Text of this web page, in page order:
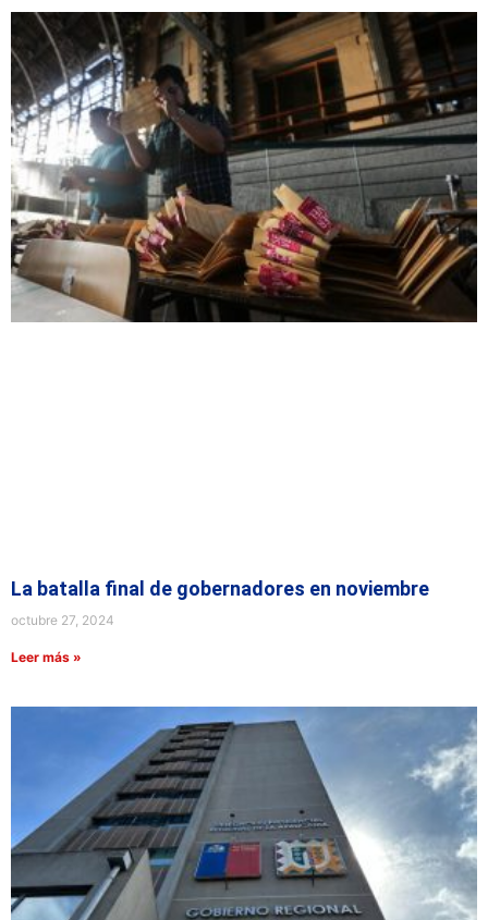
La batalla final de gobernadores en noviembre
octubre 27, 2024
Leer más »